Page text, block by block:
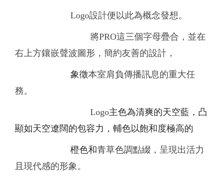
Logo設計便以此為概念發想。
將PRO這三個字母疊合，並在
右上方鑲嵌聲波圖形，簡約友善的設計，
象徵本室肩負傳播訊息的重大任
務。
Logo主色為清爽的天空藍，凸
顯如天空遼闊的包容力，輔色以飽和度極高的
橙色和青草色調點綴，呈現出活力
且現代感的形象。